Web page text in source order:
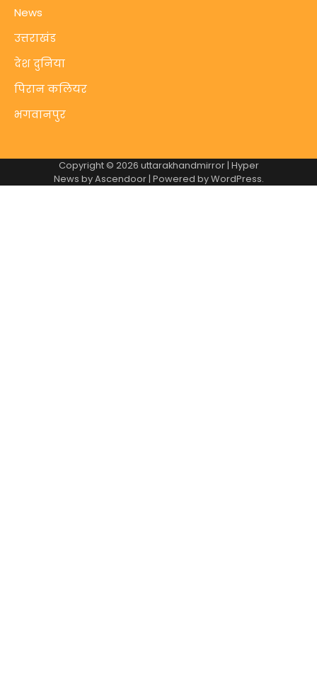
News
उत्तराखंड
देश दुनिया
पिरान कलियर
भगवानपुर
Copyright © 2026 uttarakhandmirror| Hyper
News byAscendoor| Powered byWordPress.